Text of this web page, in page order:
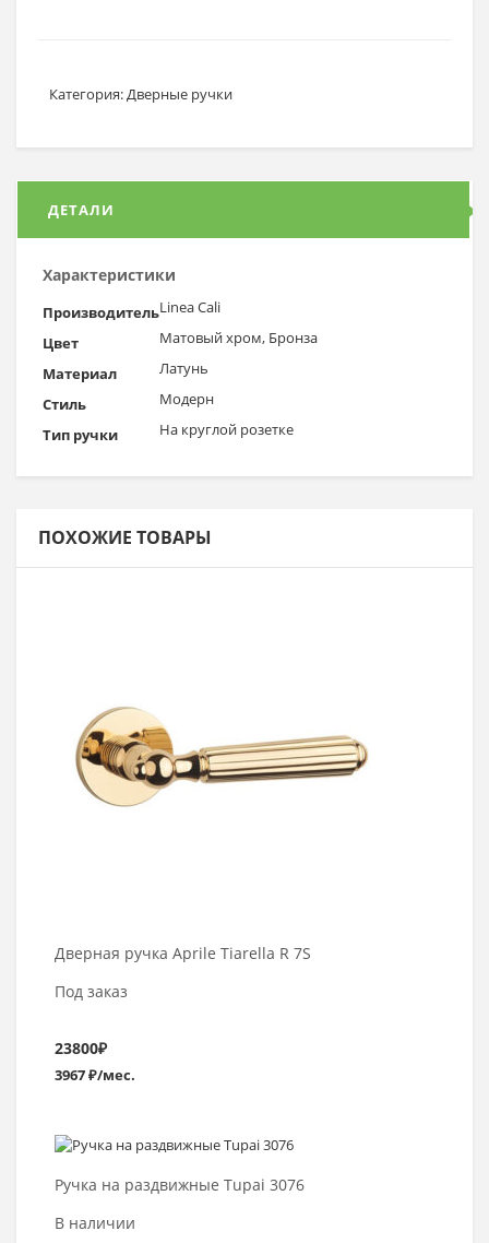
Категория: Дверные ручки
ДЕТАЛИ
Характеристики
ПроизводительLinea Cali
Цвет
Матовый хром, Бронза
Материал
Латунь
Стиль
Модерн
Тип ручки
На круглой розетке
ПОХОЖИЕ ТОВАРЫ
Дверная ручка Aprile Tiarella R 7S
Под заказ
23800₽
3967 ₽/мес.
Ручка на раздвижные Tupai 3076
В наличии
Выбрать >